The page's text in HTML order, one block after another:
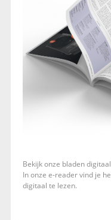
Bekijk onze bladen
In onze e-reader vind je
digitaal te lezen.